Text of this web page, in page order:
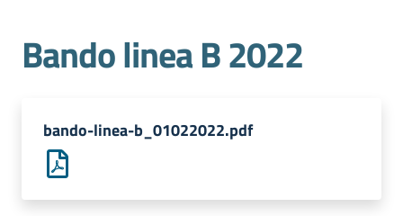
Studi
al
Bando linea B 2022
bando-linea-b_01022022.pdf